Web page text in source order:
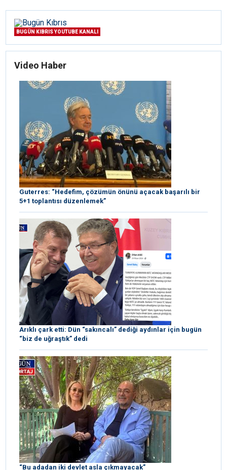
BUGÜN KIBRIS YOUTUBE KANALI
Video Haber
Guterres: “Hedefim, çözümün önünü açacak başarılı bir
5+1 toplantısı düzenlemek”
Arıklı çark etti: Dün “sakıncalı” dediği aydınlar için bugün
“biz de uğraştık” dedi
“Bu adadan iki devlet asla çıkmayacak”